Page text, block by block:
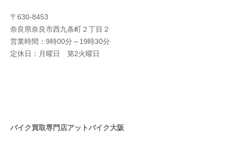
〒630-8453
奈良県奈良市西九条町２丁目２
営業時間：9時00分～19時30分
定休日：月曜日 第2火曜日
バイク買取専門店アットバイク大阪